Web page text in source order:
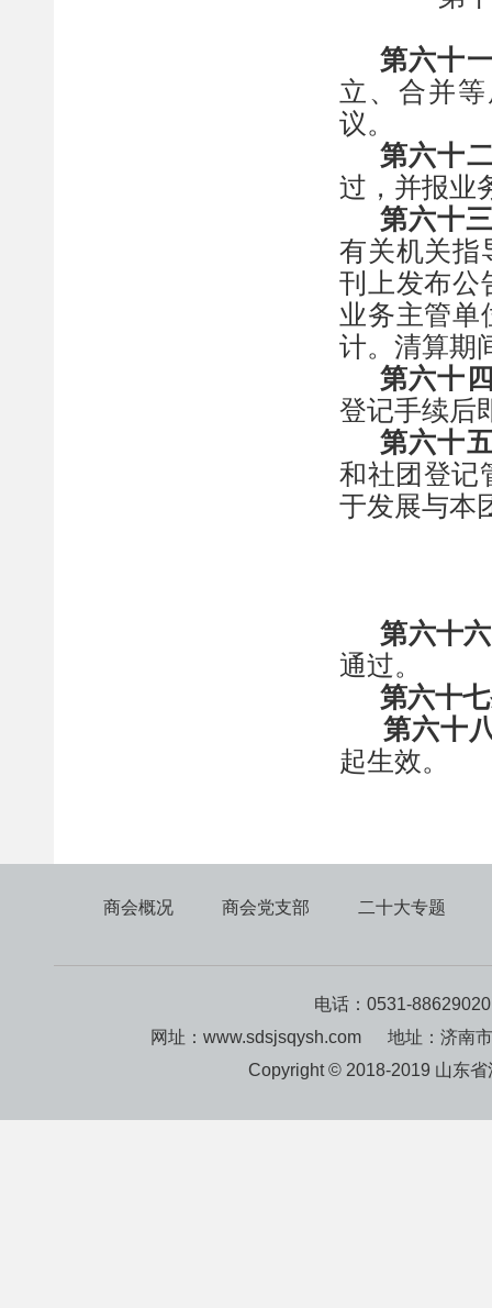
第六十
立、合并
议。
第六十
过，并报业
第六十
有关机关指
刊上发布公
业务主管单
计。清算期
第六十
登记手续后
第六十
和社团登记
于发展与本
第六十六
通过。
第六十七
第六十
起生效。
商会概况 商会党支部 二十大专题
电话：0531-
网址：www.sdsjsqysh.com 地址：济南
Copyright © 2018-2019 山东